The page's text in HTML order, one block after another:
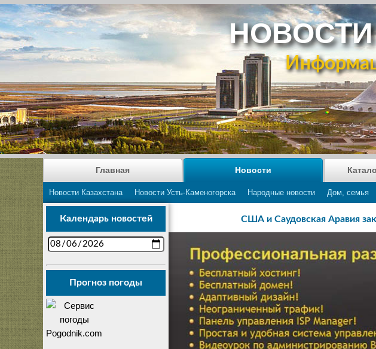
Главная Новости
Новости Казахстана Новости Усть-Каменогорска Народные новости Дом, семья
Календарь новостей
Прогноз погоды
США и Саудовская Аравия